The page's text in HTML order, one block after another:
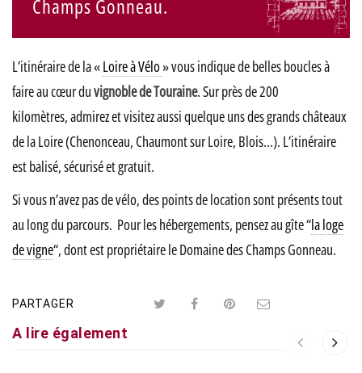
Champs Gonneau.
L’itinéraire de la «Loire à Vélo» vous indique de belles boucles à
faire au cœur duvignoble de Touraine. Sur près de 200
kilomètres, admirez et visitez aussi quelque uns des grands châteaux
de la Loire (Chenonceau, Chaumont sur Loire, Blois…). L’itinéraire
est balisé, sécurisé et gratuit.
Si vous n’avez pas de vélo, des points de location sont présents tout
au long du parcours. Pour les hébergements, pensez au gîte “la loge
de vigne“, dont est propriétaire le Domaine des Champs Gonneau.
PARTAGER
A lire également